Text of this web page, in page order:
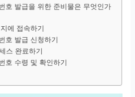
호 발급을 위한 준비물은 무엇인가
에 접속하기
호 발급 신청하기
스 완료하기
호 수령 및 확인하기